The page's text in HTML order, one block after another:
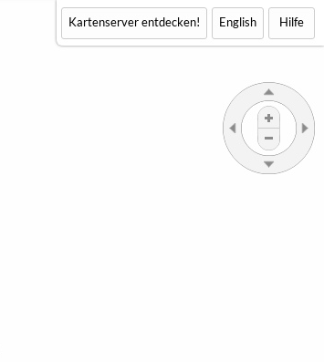
Kartenserver entdecken! English Hilfe